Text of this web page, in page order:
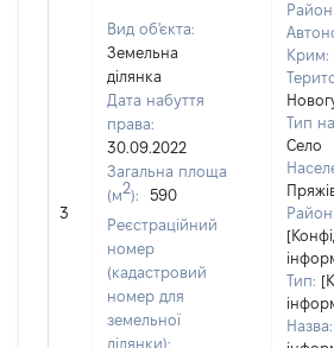
3
Вид об'єкта:
Земельна
ділянка
Дата набуття
права:
30.09.2022
Загальна площа
(м2):
590
Реєстраційний
номер
(кадастровий
номер для
земельної
ділянки):
Район
Крим:
Тип
Село
Район
Тип:
Назва: